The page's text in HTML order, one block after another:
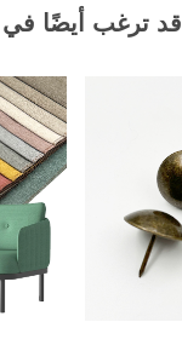
قد ترغب أيضًا في